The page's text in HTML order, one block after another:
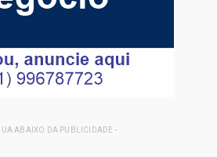
ABAIXO DA PUBLICIDADE -